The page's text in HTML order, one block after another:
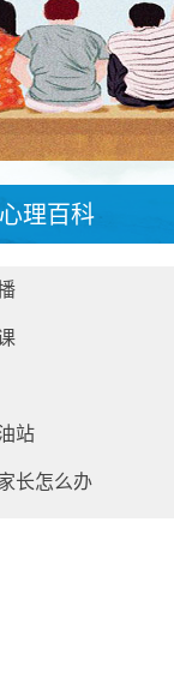
心理百科
站
长怎么办